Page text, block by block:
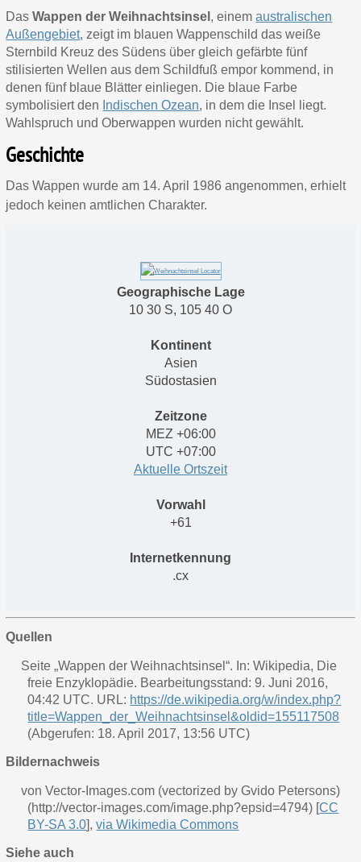
DasWappen der Weihnachtsinsel , einemaustralischen
Außengebiet, zeigt im blauen Wappenschild das weiße
Sternbild Kreuz des Südens über gleich gefärbte fünf
stilisierten Wellen aus dem Schildfuß empor kommend, in
denen fünf blaue Blätter einliegen. Die blaue Farbe
symbolisiert den Indischen Ozean, in dem die Insel liegt.
Wahlspruch und Oberwappen wurden nicht gewählt.
Geschichte
Das Wappen wurde am 14. April 1986 angenommen, erhielt
jedoch keinen amtlichen Charakter.
Geographische Lage
10 30 S, 105 40 O
Kontinent
Asien
Südostasien
Zeitzone
MEZ +06:00
UTC +07:00
Aktuelle Ortszeit
Vorwahl
+61
Internetkennung
.cx
Quellen
Seite „Wappen der Weihnachtsinsel“. In: Wikipedia, Die
freie Enzyklopädie. Bearbeitungsstand: 9. Juni 2016,
04:42 UTC. URL: https://de.wikipedia.org/w/index.php?
title=Wappen_der_Weihnachtsinsel&oldid=155117508
(Abgerufen: 18. April 2017, 13:56 UTC)
Bildernachweis
von Vector-Images.com (vectorized by Gvido Petersons)
(http://vector-images.com/image.php?epsid=4794) [CC
BY-SA 3.0],via Wikimedia Commons
Siehe auch